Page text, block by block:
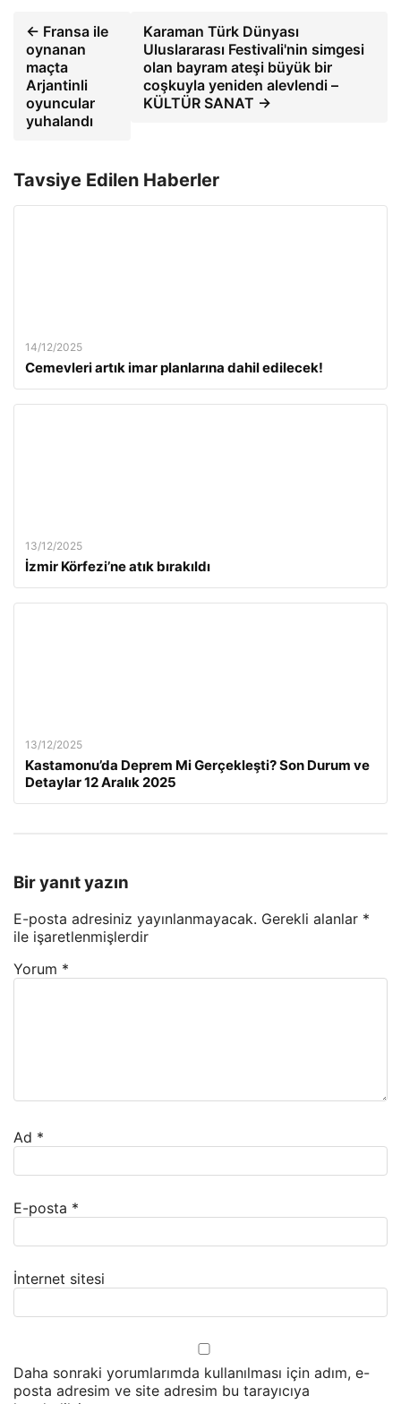
← Fransa ile
oynanan
maçta
Arjantinli
oyuncular
yuhalandı
Karaman Türk Dünyası
Uluslararası Festivali'nin simgesi
olan bayram ateşi büyük bir
coşkuyla yeniden alevlendi –
KÜLTÜR SANAT →
Tavsiye Edilen Haberler
14/12/2025
Cemevleri artık imar planlarına dahil edilecek!
13/12/2025
İzmir Körfezi’ne atık bırakıldı
13/12/2025
Kastamonu’da Deprem Mi Gerçekleşti? Son Durum ve
Detaylar 12 Aralık 2025
Bir yanıt yazın
E-posta adresiniz yayınlanmayacak. Gerekli alanlar *
ile işaretlenmişlerdir
Yorum *
Ad *
E-posta *
İnternet sitesi
Daha sonraki yorumlarımda kullanılması için adım, e-
posta adresim ve site adresim bu tarayıcıya